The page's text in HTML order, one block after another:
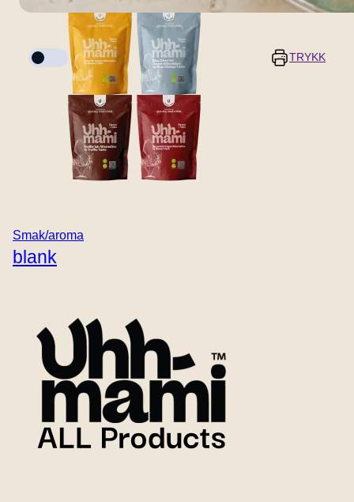
Smak/aroma
blank
Kokemodus TRYKK
porsjoner
+
Sprø deiglommer fylt med bolo og grønnsaker -
perfekt som snacks, til å dele eller som en morsom
middagsidé.
INGREDIENSER
Uhhmami Bolo Kit